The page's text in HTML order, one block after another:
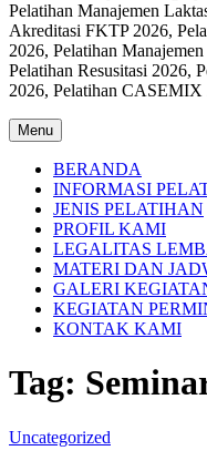
Pelatihan Manajemen
Akreditasi FKTP 2026,
2026, Pelatihan
Pelatihan Resusitasi 2026,
2026, Pelatihan
Menu
BERANDA
INFORMASI
JENIS PELATIHAN
PROFIL KAMI
LEGALITAS
MATERI DAN
GALERI
KEGIATAN
KONTAK KAMI
Tag:
Uncategorized